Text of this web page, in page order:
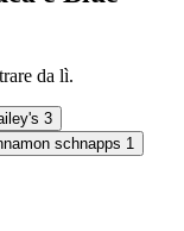
da lì.
3
schnapps 1